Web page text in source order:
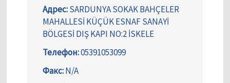
Адрес:SARDUNYA SOKAK BAHÇELER
MAHALLESİ KÜÇÜK ESNAF SANAYİ
BÖLGESİ DIŞ KAPI NO:2 İSKELE
Телефон:05391053099
Факс:N/A